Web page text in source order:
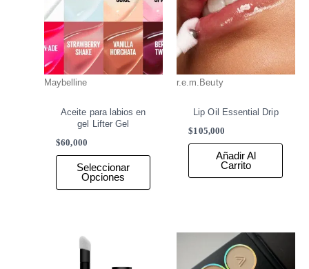
Maybelline
Aceite para labios en
gel Lifter Gel
$60,000
Seleccionar
Opciones
r.e.m.Beuty
Lip Oil Essential Drip
$105,000
Añadir Al
Carrito